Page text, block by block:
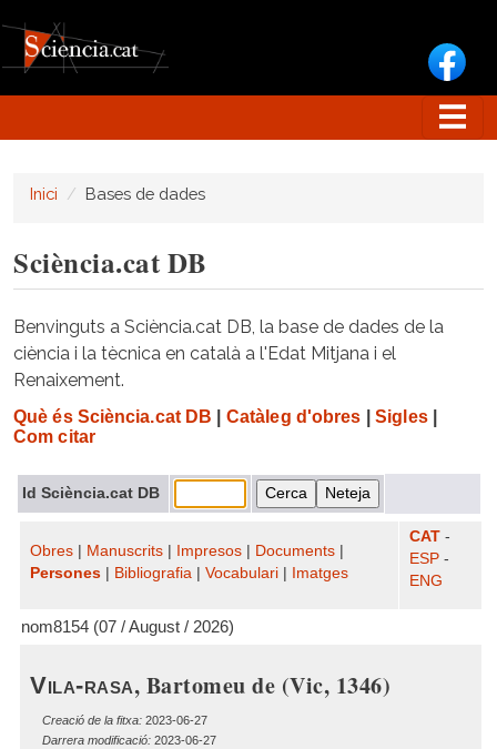
Inici Bases de dades
Sciència.cat DB
Benvinguts a Sciència.cat DB, la base de dades de la
ciència i la tècnica en català a l'Edat Mitjana i el
Renaixement.
Què és Sciència.cat DB Catàleg d'obres Sigles|
Com citar
Id Sciència.cat DB
Obres Manuscrits Impresos Documents
Persones
Bibliografia Vocabulari Imatges
CAT -
ESP -
ENG
nom8154 (07 / August / 2026)
Vila-rasa, Bartomeu de (Vic, 1346)
Creació de la fitxa: 2023-06-27
Darrera modificació: 2023-06-27